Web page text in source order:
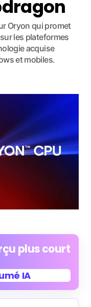
Oryon qui promet
les plateformes
acquise
et mobiles.
plus court
IA